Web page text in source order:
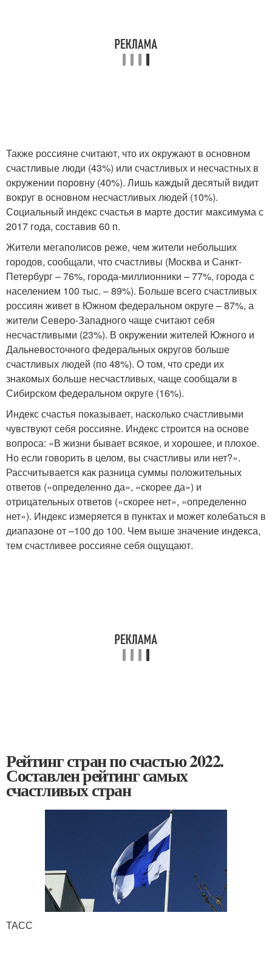
Также россияне считают, что их окружают в основном
счастливые люди (43%) или счастливых и несчастных в
окружении поровну (40%). Лишь каждый десятый видит
вокруг в основном несчастливых людей (10%).
Социальный индекс счастья в марте достиг максимума с
2017 года, составив 60 п.
Жители мегаполисов реже, чем жители небольших
городов, сообщали, что счастливы (Москва и Санкт-
Петербург – 76%, города-миллионники – 77%, города с
населением 100 тыс. – 89%). Больше всего счастливых
россиян живет в Южном федеральном округе – 87%, а
жители Северо-Западного чаще считают себя
несчастливыми (23%). В окружении жителей Южного и
Дальневосточного федеральных округов больше
счастливых людей (по 48%). О том, что среди их
знакомых больше несчастливых, чаще сообщали в
Сибирском федеральном округе (16%).
Индекс счастья показывает, насколько счастливыми
чувствуют себя россияне. Индекс строится на основе
вопроса: «В жизни бывает всякое, и хорошее, и плохое.
Но если говорить в целом, вы счастливы или нет?».
Рассчитывается как разница суммы положительных
ответов («определенно да», «скорее да») и
отрицательных ответов («скорее нет», «определенно
нет»). Индекс измеряется в пунктах и может колебаться в
диапазоне от –100 до 100. Чем выше значение индекса,
тем счастливее россияне себя ощущают.
Рейтинг стран по счастью 2022.
Составлен рейтинг самых
счастливых стран
ТАСС